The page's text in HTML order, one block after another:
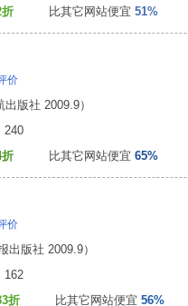
比其它网站便宜 51%
价
版社 2009.9）
：240
比其它网站便宜 65%
价
版社 2009.9）
：162
折 比其它网站便宜 56%